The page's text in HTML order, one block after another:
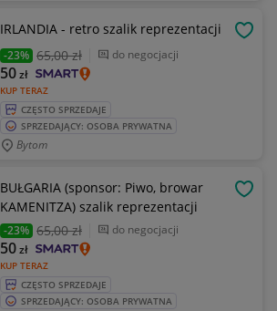
IRLANDIA - retro szalik reprezentacji
-23% 65,00 zł do negocjacji
KUP TERAZ
50zł
CZĘSTO SPRZEDAJE
SPRZEDAJĄCY: OSOBA PRYWATNA
Bytom
BUŁGARIA (sponsor: Piwo, browar
KAMENITZA) szalik reprezentacji
-23% 65,00 zł do negocjacji
KUP TERAZ
50zł
CZĘSTO SPRZEDAJE
SPRZEDAJĄCY: OSOBA PRYWATNA